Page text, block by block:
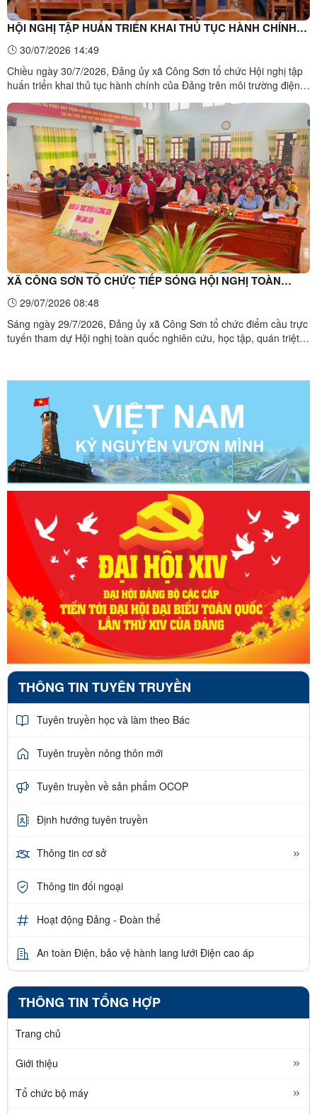
HỘI NGHỊ TẬP HUẤN TRIỂN KHAI THỦ TỤC HÀNH CHÍNH
CỦA ĐẢNG TRÊN MÔI TRƯỜNG ĐIỆN TỬ GIAI ĐOẠN 2
30/07/2026 14:49
Chiều ngày 30/7/2026, Đảng ủy xã Công Sơn tổ chức Hội nghị tập
huấn triển khai thủ tục hành chính của Đảng trên môi trường điện
Trung ương đến cấp xã. Toàn cảnh Hội nghị tập huấn triển khai thủ
tục hành chính của Đảng trên môi ...
XÃ CÔNG SƠN TỔ CHỨC TIẾP SÓNG HỘI NGHỊ TOÀN
QUỐC QUÁN TRIỆT, TRIỂN KHAI THỰC HIỆN NGHỊ QUYẾT
HỘI NGHỊ LẦN THỨ BA BAN CHẤP HÀNH TRUNG ƯƠNG
ĐẢNG KHÓA XIV
29/07/2026 08:48
Sáng ngày 29/7/2026, Đảng ủy xã Công Sơn tổ chức điểm cầu trực
tuyến tham dự Hội nghị toàn quốc nghiên cứu, học tập, quán triệt
xã.Các đại biểu tham dự Hội nghị toàn quốc nghiên ...
THÔNG TIN TUYÊN TRUYỀN
Tuyên truyền học và làm theo Bác
Tuyên truyền nông thôn mới
Tuyên truyền về sản phẩm OCOP
Định hướng tuyên truyền
Thông tin cơ sở
Thông tin đối ngoại
Hoạt động Đảng - Đoàn thể
An toàn Điện, bảo vệ hành lang lưới Điện cao áp
THÔNG TIN TỔNG HỢP
Trang chủ
Giới thiệu
Tổ chức bộ máy